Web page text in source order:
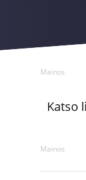
Mainos
Katso
Mainos